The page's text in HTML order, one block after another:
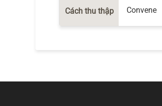
Cách thu thập Convene